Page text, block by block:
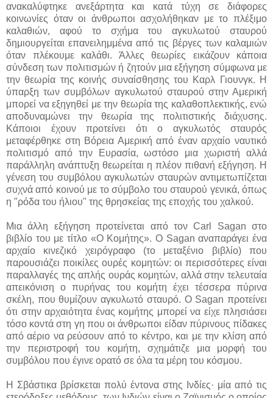
ανακαλύφτηκε ανεξάρτητα και κατά τύχη σε διάφορες
κοινωνίες όταν οι άνθρωποι ασχολήθηκαν με το πλέξιμο
καλαθιών, αφού το σχήμα του αγκυλωτού σταυρού
δημιουργείται επανειλημμένα από τις βέργες των καλαμιών
όταν πλέκουμε καλάθι. Άλλες θεωρίες εικάζουν κάποια
σύνδεση των πολιτισμών ή ζητούν μια εξήγηση σύμφωνα με
την θεωρία της κοινής συναίσθησης του Καρλ Γιουνγκ. Η
ύπαρξη των συμβόλων αγκυλωτού σταυρού στην Αμερική
μπορεί να εξηγηθεί με την θεωρία της καλαθοπλεκτικής, ενώ
αποδυναμώνει την θεωρία της πολιτιστικής διάχυσης.
Κάποιοι έχουν προτείνει ότι ο αγκυλωτός σταυρός
μεταφέρθηκε στη Βόρεια Αμερική από έναν αρχαίο ναυτικό
πολιτισμό από την Ευρασία, ωστόσο μια χωριστή αλλά
παράλληλη ανάπτυξη θεωρείται η πλέον πιθανή εξήγηση. Η
γένεση του συμβόλου αγκυλωτών σταυρών αντιμετωπίζεται
συχνά από κοινού με το σύμβολο του σταυρού γενικά, όπως
η "ρόδα του ήλιου" της θρησκείας της εποχής του χαλκού.
Μια άλλη εξήγηση προτείνεται από τον Carl Sagan στο
βιβλίο του με τίτλο «Ο Κομήτης». Ο Sagan αναπαράγει ένα
αρχαίο κινεζικό χειρόγραφο (το μεταξένιο βιβλίο) που
παρουσιάζει ποικίλες ουρές κομητών: οι περισσότερες είναι
παραλλαγές της απλής ουράς κομητών, αλλά στην τελευταία
απεικόνιση ο πυρήνας του κομήτη έχει τέσσερα πύρινα
σκέλη, που θυμίζουν αγκυλωτό σταυρό. Ο Sagan προτείνει
ότι στην αρχαιότητα ένας κομήτης μπορεί να είχε πλησιάσει
τόσο κοντά στη γη που οι άνθρωποι είδαν πύρινους πίδακες
από αέριο να ρεύσουν από το κέντρο, και με την κλίση από
την περιστροφή του κομήτη, σχημάτιζε μια μορφή του
συμβόλου που έγινε ορατό σε όλα τα μέρη του κόσμου.
Η Σβάστικα βρίσκεται πολύ έντονα στης Ινδίες· μία από τις